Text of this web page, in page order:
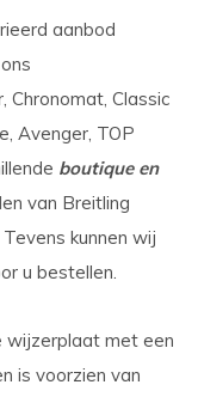
aanbod
Classic
Avenger, TOP
boutique en
van Breitling
kunnen wij
u bestellen.
wijzerplaat met een
is voorzien van